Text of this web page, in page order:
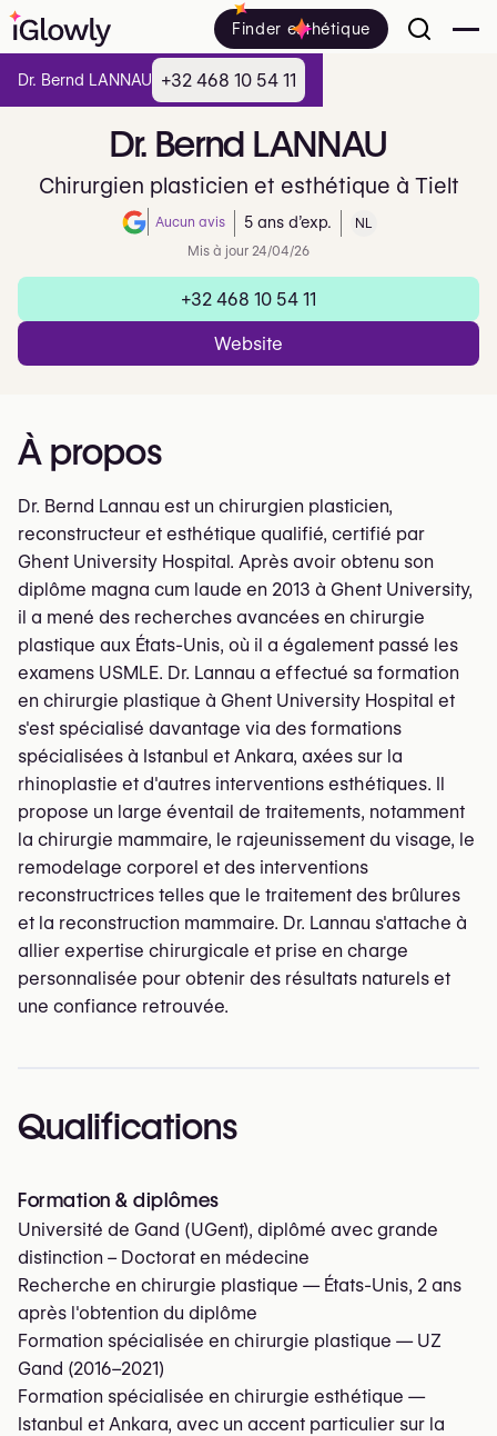
Finder esthétique
Dr. Bernd LANNAU
Chirurgien plasticien et esthétique à Tielt
Aucun avis
Note de 0 sur 5 sur Google
5 ans d’exp.
NL
Mis à jour 24/04/26
+32 468 10 54 11
Website
À propos
Dr. Bernd Lannau est un chirurgien plasticien,
reconstructeur et esthétique qualifié, certifié par
Ghent University Hospital. Après avoir obtenu son
diplôme magna cum laude en 2013 à Ghent University,
il a mené des recherches avancées en chirurgie
plastique aux États-Unis, où il a également passé les
examens USMLE. Dr. Lannau a effectué sa formation
en chirurgie plastique à Ghent University Hospital et
s'est spécialisé davantage via des formations
spécialisées à Istanbul et Ankara, axées sur la
rhinoplastie et d'autres interventions esthétiques. Il
propose un large éventail de traitements, notamment
la chirurgie mammaire, le rajeunissement du visage, le
remodelage corporel et des interventions
reconstructrices telles que le traitement des brûlures
et la reconstruction mammaire. Dr. Lannau s'attache à
allier expertise chirurgicale et prise en charge
personnalisée pour obtenir des résultats naturels et
une confiance retrouvée.
Qualifications
Formation & diplômes
Université de Gand (UGent), diplômé avec grande
distinction – Doctorat en médecine
Recherche en chirurgie plastique — États-Unis, 2 ans
après l'obtention du diplôme
Formation spécialisée en chirurgie plastique — UZ
Gand (2016–2021)
Formation spécialisée en chirurgie esthétique —
Istanbul et Ankara, avec un accent particulier sur la
Dr. Bernd LANNAU +32 468 10 54 11